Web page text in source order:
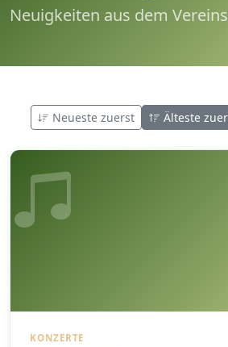
Neuigkeiten aus dem
Neueste zuerst Älteste
KONZERTE